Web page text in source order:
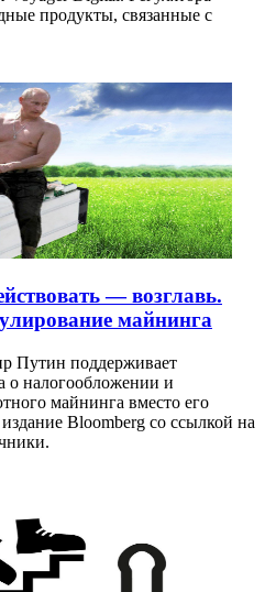
продукты, связанные с
— возглавь.
майнинга
Путин поддерживает
о налогообложении и
майнинга вместо его
Bloomberg со ссылкой на